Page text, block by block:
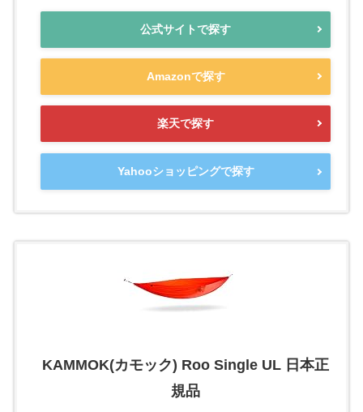
公式サイトで探す
Amazonで探す
楽天で探す
Yahooショッピングで探す
KAMMOK(カモック) Roo Single UL 日本正
規品